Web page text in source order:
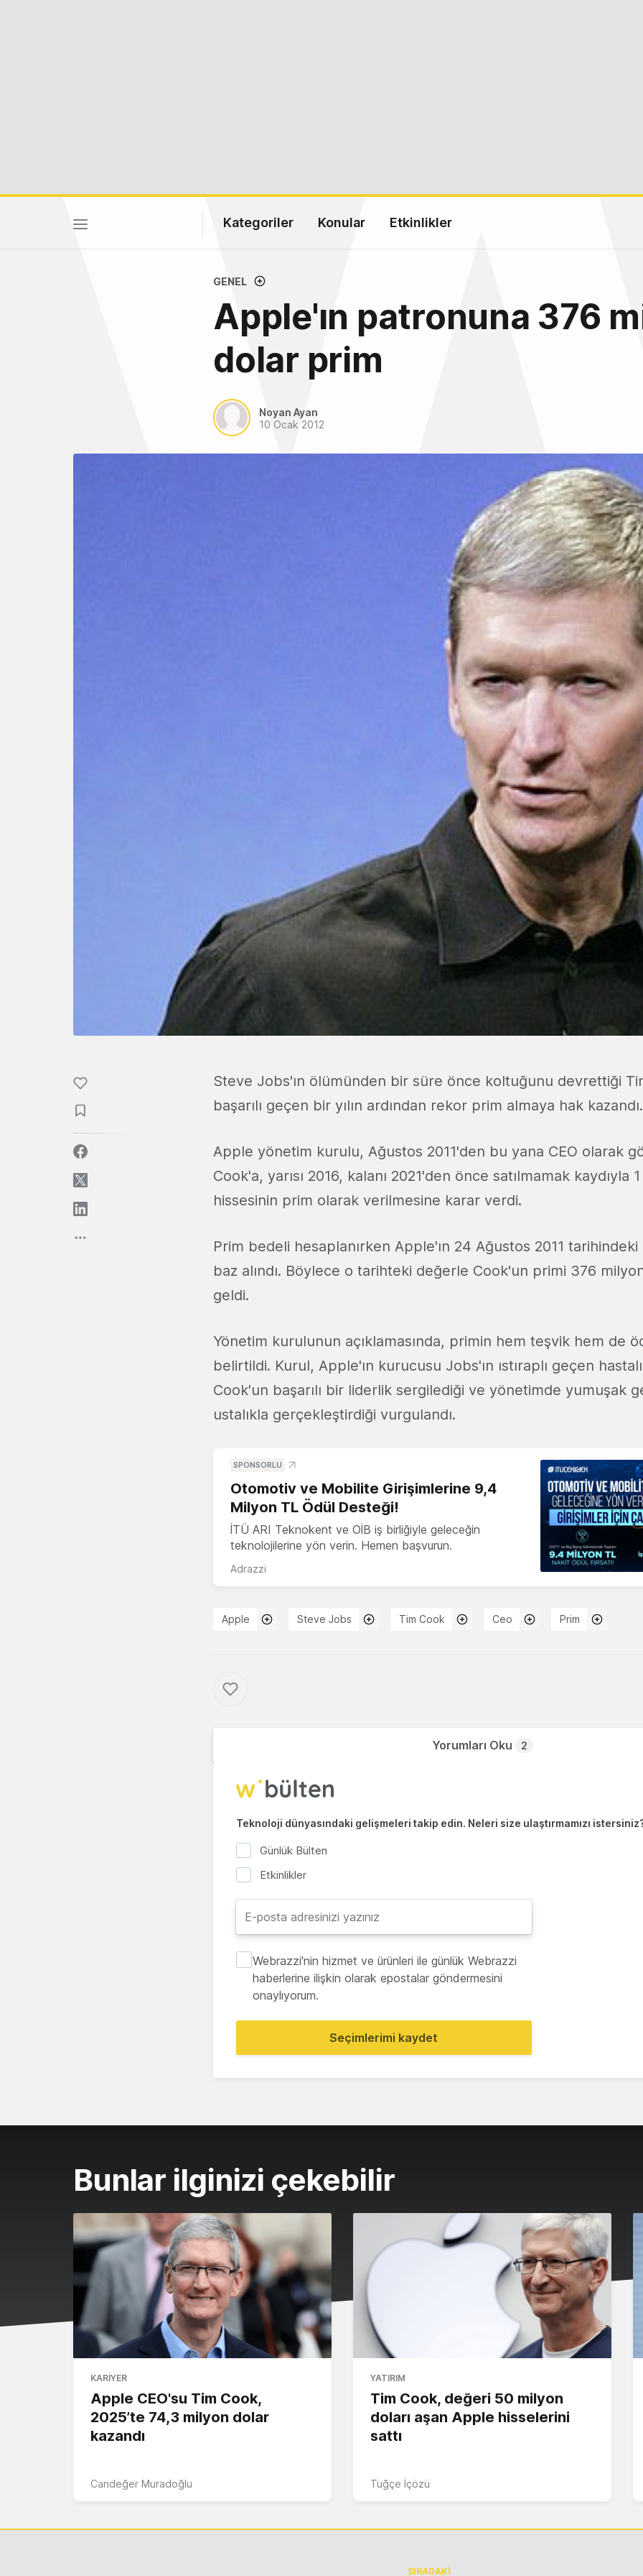
Kategoriler Konular Etkinlikler
GENEL
Apple'ın patronuna 376
dolar prim
Noyan Ayan
10 Ocak 2012
Steve Jobs'ın ölümünden bir süre önce koltuğunu devrettiği
başarılı geçen bir yılın ardından rekor prim almaya hak kazandı.
Apple yönetim kurulu, Ağustos 2011'den bu yana CEO olarak
Cook'a, yarısı 2016, kalanı 2021'den önce satılmamak kaydıyla
hissesinin prim olarak verilmesine karar verdi.
Prim bedeli hesaplanırken Apple'ın 24 Ağustos 2011
baz alındı. Böylece o tarihteki değerle Cook'un primi 376
geldi.
Yönetim kurulunun açıklamasında, primin hem teşvik hem de
belirtildi. Kurul, Apple'ın kurucusu Jobs'ın ıstıraplı geçen
Cook'un başarılı bir liderlik sergilediği ve yönetimde yumuşak
ustalıkla gerçekleştirdiği vurgulandı.
SPONSORLU
Otomotiv ve Mobilite Girişimlerine 9,4
Milyon TL Ödül Desteği!
İTÜ ARI Teknokent ve OİB iş birliğiyle geleceğin
teknolojilerine yön verin. Hemen başvurun.
Adrazzi
Apple Steve Jobs Tim Cook Ceo Prim
Yorumları Oku 2
Teknoloji dünyasındaki gelişmeleri takip edin. Neleri size ulaştırmamızı
Günlük Bülten
Etkinlikler
Webrazzi'nin hizmet ve ürünleri ile günlük Webrazzi
haberlerine ilişkin olarak epostalar göndermesini
onaylıyorum.
Seçimlerimi kaydet
Bunlar ilginizi çekebilir
KARIYER
Apple CEO'su Tim Cook,
2025’te 74,3 milyon dolar
kazandı
Candeğer Muradoğlu
YATIRIM
Tim Cook, değeri 50 milyon
doları aşan Apple hisselerini
sattı
Tuğçe İçözü
SIRADAKİ